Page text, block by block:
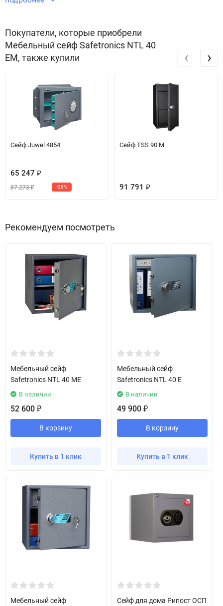
Покупатели, которые приобрели
Мебельный сейф Safetronics NTL 40
EM, также купили
Сейф Juwel 4854
65 247 ₽
87 273₽ -25%
Сейф TSS 90 M
91 791 ₽
‹ ›
Рекомендуем посмотреть
Мебельный сейф
Safetronics NTL 40 ME
В наличии
52 600 ₽
В корзину
Купить в 1 клик
Мебельный сейф
Safetronics NTL 40 E
В наличии
49 900 ₽
В корзину
Купить в 1 клик
Мебельный сейф
Сейф для дома Рипост ОСП